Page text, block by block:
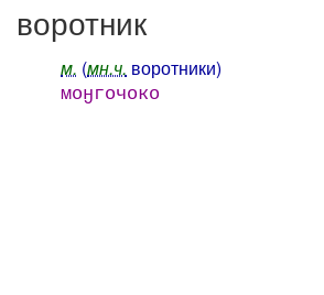
воротник
м. (мн.ч. воротники)
моӈгочоко